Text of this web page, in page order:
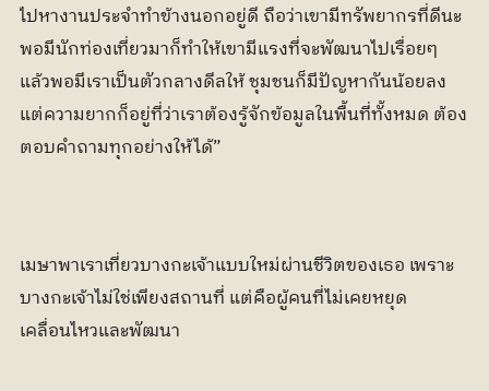
ไปหางานประจำทำข้างนอกอยู่ดี ถือว่าเขามีทรัพยากรที่ดีนะ
พอมีนักท่องเที่ยวมาก็ทำให้เขามีแรงที่จะพัฒนาไปเรื่อยๆ
แล้วพอมีเราเป็นตัวกลางดีลให้ ชุมชนก็มีปัญหากันน้อยลง
แต่ความยากก็อยู่ที่ว่าเราต้องรู้จักข้อมูลในพื้นที่ทั้งหมด ต้อง
ตอบคำถามทุกอย่างให้ได้”
เมษาพาเราเที่ยวบางกะเจ้าแบบใหม่ผ่านชีวิตของเธอ เพราะ
บางกะเจ้าไม่ใช่เพียงสถานที่ แต่คือผู้คนที่ไม่เคยหยุด
เคลื่อนไหวและพัฒนา